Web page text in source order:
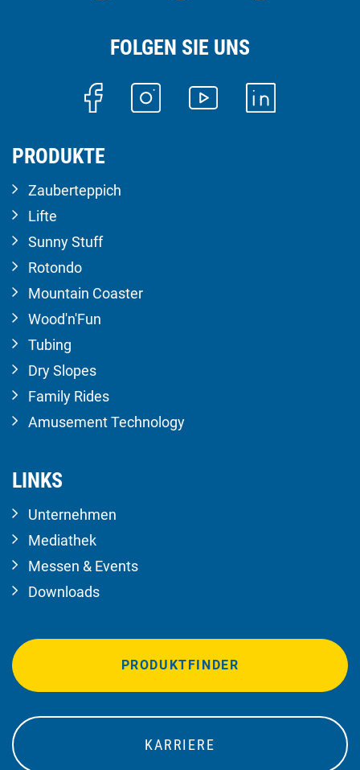
FOLGEN SIE UNS
PRODUKTE
Zauberteppich
Lifte
Sunny Stuff
Rotondo
Mountain Coaster
Wood'n'Fun
Tubing
Dry Slopes
Family Rides
Amusement Technology
LINKS
Unternehmen
Mediathek
Messen & Events
Downloads
PRODUKTFINDER
KARRIERE